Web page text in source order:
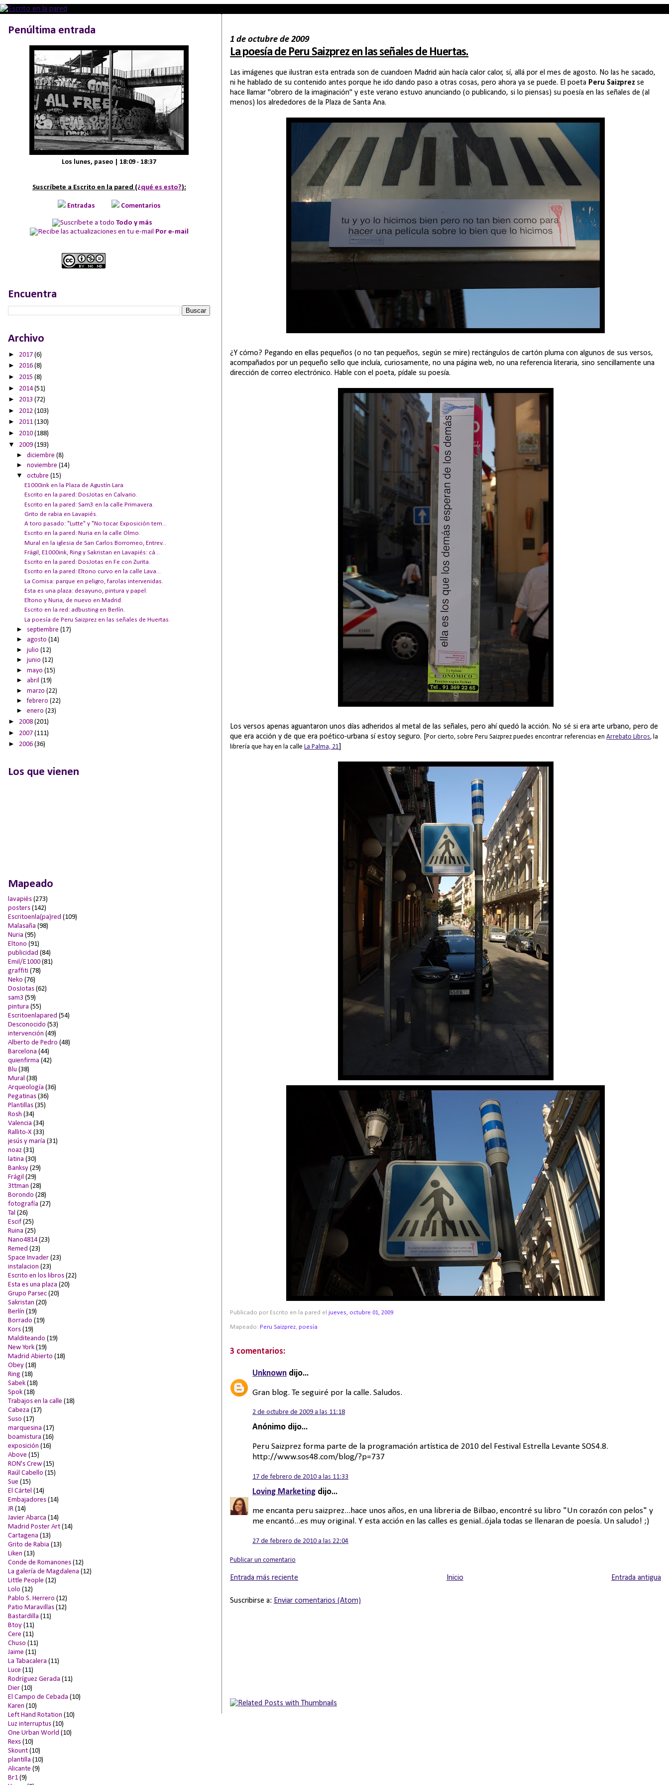
1 de octubre de 2009
La poesía de Peru Saizprez en las señales de Huertas.
Las imágenes que ilustran esta entrada son de cuandoen Madrid aún hacía calor calor, sí, allá por el mes de agosto. No las he sacado,
ni he hablado de su contenido antes porque he ido dando paso a otras cosas, pero ahora ya se puede. El poeta Peru Saizprezse
hace llamar "obrero de la imaginación" y este verano estuvo anunciando (o publicando, si lo piensas) su poesía en las señales de (al
menos) los alrededores de la Plaza de Santa Ana.
¿Y cómo? Pegando en ellas pequeños (o no tan pequeños, según se mire) rectángulos de cartón pluma con algunos de sus versos,
acompañados por un pequeño sello que incluía, curiosamente, no una página web, no una referencia literaria, sino sencillamente una
dirección de correo electrónico. Hable con el poeta, pídale su poesía.
Los versos apenas aguantaron unos días adheridos al metal de las señales, pero ahí quedó la acción. No sé si era arte urbano, pero de
que era acción y de que era poético-urbana sí estoy seguro. [Por cierto, sobre Peru Saizprez puedes encontrar referencias enArrebato Libros, la
librería que hay en la calle La Palma, 21]
Publicado por Escrito en la pared eljueves, octubre 01, 2009
Mapeado:Peru Saizprez,poesía
3 comentarios:
Unknown dijo...
Gran blog. Te seguiré por la calle. Saludos.
2 de octubre de 2009 a las 11:18
Anónimo dijo...
Peru Saizprez forma parte de la programación artística de 2010 del Festival Estrella Levante SOS4.8.
http://www.sos48.com/blog/?p=737
17 de febrero de 2010 a las 11:33
Loving Marketing dijo...
me encanta peru saizprez...hace unos años, en una libreria de Bilbao, encontré su libro "Un corazón con pelos" y
me encantó...es muy original. Y esta acción en las calles es genial..ójala todas se llenaran de poesía. Un saludo! ;)
27 de febrero de 2010 a las 22:04
Publicar un comentario
Entrada más reciente Entrada antigua
Inicio
Suscribirse a: Enviar comentarios (Atom)
Penúltima entrada
Los lunes, paseo | 18:09 - 18:37
Suscríbete a Escrito en la pared (¿qué es esto?):
Entradas Comentarios
Todo y más
Por e-mail
Encuentra
Archivo
► 2017 (6)
► 2016 (8)
► 2015 (8)
► 2014(51)
► 2013 (72)
► 2012 (103)
► 2011 (130)
► 2010 (188)
▼ 2009 (193)
►diciembre(8)
►noviembre(14)
▼octubre(15)
E1000ink en la Plaza de Agustín Lara
Escrito en la pared: DosJotas en Calvario.
Escrito en la pared: Sam3 en la calle Primavera.
Grito de rabia en Lavapiés.
A toro pasado: "Lutte" y "No tocar. Exposición tem...
Escrito en la pared: Nuria en la calle Olmo.
Mural en la iglesia de San Carlos Borromeo, Entrev...
Frágil, E1000ink, Ring y Sakristan en Lavapiés: cá...
Escrito en la pared: DosJotas en Fe con Zurita.
Escrito en la pared: Eltono curvo en la calle Lava...
La Cornisa: parque en peligro, farolas intervenidas.
Esta es una plaza: desayuno, pintura y papel.
Eltono y Nuria, de nuevo en Madrid.
Escrito en la red: adbusting en Berlín.
La poesía de Peru Saizprez en las señales de Huertas.
► septiembre(17)
► agosto(14)
►julio(12)
►junio(12)
►mayo(15)
► abril(19)
►marzo(22)
►febrero(22)
►enero(23)
► 2008 (201)
► 2007 (111)
► 2006 (36)
Los que vienen
Mapeado
lavapiés (273)
posters (142)
Escritoenla(pa)red (109)
Malasaña (98)
Nuria (95)
Eltono (91)
publicidad (84)
Emil/E1000 (81)
graffiti (78)
Neko (76)
DosJotas (62)
sam3 (59)
pintura (55)
Escritoenlapared (54)
Desconocido (53)
intervención (49)
Alberto de Pedro (48)
Barcelona (44)
quienfirma (42)
Blu (38)
Mural (38)
Arqueología (36)
Pegatinas (36)
Plantillas (35)
Rosh (34)
Valencia (34)
Rallito-X (33)
jesús y maría (31)
noaz (31)
latina (30)
Banksy (29)
Frágil (29)
3ttman (28)
Borondo (28)
fotografía (27)
Tal (26)
Escif (25)
Ruina (25)
Nano4814 (23)
Remed (23)
Space Invader (23)
instalacion (23)
Escrito en los libros (22)
Esta es una plaza (20)
Grupo Parsec (20)
Sakristan (20)
Berlín (19)
Borrado (19)
Kors (19)
Malditeando (19)
New York (19)
Madrid Abierto (18)
Obey (18)
Ring (18)
Sabek (18)
Spok (18)
Trabajos en la calle (18)
Cabeza (17)
Suso (17)
marquesina (17)
boamistura (16)
exposición (16)
Above (15)
RON's Crew (15)
Raúl Cabello (15)
Sue (15)
El Cártel (14)
Embajadores (14)
JR (14)
Javier Abarca (14)
Madrid Poster Art (14)
Cartagena (13)
Grito de Rabia (13)
Liken (13)
Conde de Romanones (12)
La galería de Magdalena (12)
Little People (12)
Lolo (12)
Pablo S. Herrero (12)
Patio Maravillas (12)
Bastardilla (11)
Btoy (11)
Cere (11)
Chuso (11)
Jaime (11)
La Tabacalera (11)
Luce (11)
Rodríguez Gerada (11)
Dier (10)
El Campo de Cebada (10)
Karen (10)
Left Hand Rotation (10)
Luz interruptus (10)
One Urban World (10)
Rexs (10)
Skount (10)
plantilla (10)
Alicante (9)
Br1 (9)